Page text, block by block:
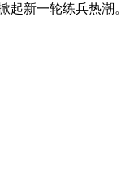
起新一轮练兵热潮。